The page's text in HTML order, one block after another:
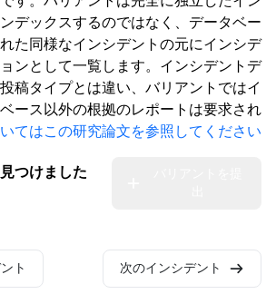
デックスするのではなく、データベー
た同様なインシデントの元にインシデ
ンとして一覧します。インシデントデ
稿タイプとは違い、バリアントではイ
ース以外の根拠のレポートは要求され
てはこの研究論文を参照してください
つけました
ト 次のインシデント